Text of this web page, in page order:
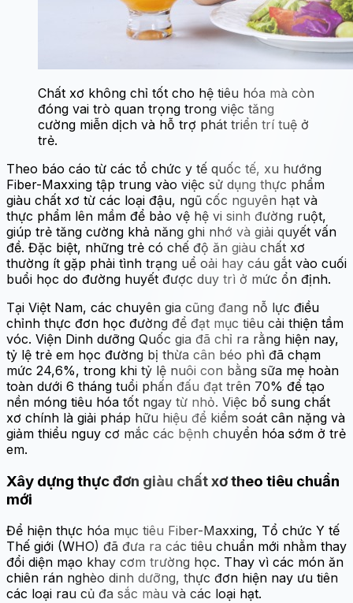
Chất xơ không chỉ tốt cho hệ tiêu hóa mà còn
đóng vai trò quan trọng trong việc tăng
cường miễn dịch và hỗ trợ phát triển trí tuệ ở
trẻ.
Theo báo cáo từ các tổ chức y tế quốc tế, xu hướng
Fiber-Maxxing tập trung vào việc sử dụng thực phẩm
giàu chất xơ từ các loại đậu, ngũ cốc nguyên hạt và
thực phẩm lên mầm để bảo vệ hệ vi sinh đường ruột,
giúp trẻ tăng cường khả năng ghi nhớ và giải quyết vấn
đề. Đặc biệt, những trẻ có chế độ ăn giàu chất xơ
thường ít gặp phải tình trạng uể oải hay cáu gắt vào cuối
buổi học do đường huyết được duy trì ở mức ổn định.
Tại Việt Nam, các chuyên gia cũng đang nỗ lực điều
chỉnh thực đơn học đường để đạt mục tiêu cải thiện tầm
vóc. Viện Dinh dưỡng Quốc gia đã chỉ ra rằng hiện nay,
tỷ lệ trẻ em học đường bị thừa cân béo phì đã chạm
mức 24,6%, trong khi tỷ lệ nuôi con bằng sữa mẹ hoàn
toàn dưới 6 tháng tuổi phấn đấu đạt trên 70% để tạo
nền móng tiêu hóa tốt ngay từ nhỏ. Việc bổ sung chất
xơ chính là giải pháp hữu hiệu để kiểm soát cân nặng và
giảm thiểu nguy cơ mắc các bệnh chuyển hóa sớm ở trẻ
em.
Xây dựng thực đơn giàu chất xơ theo tiêu chuẩn
mới
Để hiện thực hóa mục tiêu Fiber-Maxxing, Tổ chức Y tế
Thế giới (WHO) đã đưa ra các tiêu chuẩn mới nhằm thay
đổi diện mạo khay cơm trường học. Thay vì các món ăn
chiên rán nghèo dinh dưỡng, thực đơn hiện nay ưu tiên
các loại rau củ đa sắc màu và các loại hạt.